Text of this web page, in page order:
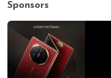
Sponsors